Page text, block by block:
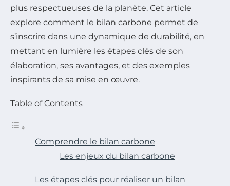
plus respectueuses de la planète. Cet article
explore comment le bilan carbone permet de
s’inscrire dans une dynamique de durabilité, en
mettant en lumière les étapes clés de son
élaboration, ses avantages, et des exemples
inspirants de sa mise en œuvre.
Table of Contents
Comprendre le bilan carbone
Les enjeux du bilan carbone
Les étapes clés pour réaliser un bilan